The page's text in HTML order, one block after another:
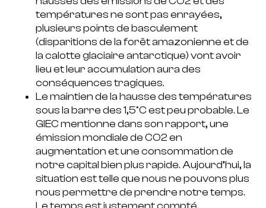
températures ne sont pas enrayées,
plusieurs points de basculement
(disparitions de la forêt amazonienne et de
la calotte glaciaire antarctique) vont avoir
lieu et leur accumulation aura des
conséquences tragiques.
Le maintien de la hausse des températures
sous la barre des 1,5°C est peu probable.Le
GIEC mentionne dans son rapport, une
émission mondiale de CO2 en
augmentation et une consommation de
notre capital bien plus rapide. Aujourd’hui, la
situation est telle que nous ne pouvons plus
nous permettre de prendre notre temps.